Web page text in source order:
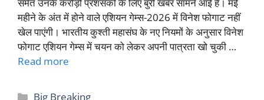
महीने के अंत में होने वाले एशियन गेम्स-2026 में विनेश फोगाट नहीं
खेल पाएंगी। भारतीय कुश्ती महासंघ के नए नियमों के अनुसार विनेश
फोगाट एशियन गेम्स में चयन को लेकर अपनी पात्रता खो चुकी …
Read more
Categories
Big Breaking